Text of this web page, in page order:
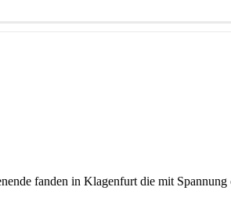
fanden in Klagenfurt die mit Spannung